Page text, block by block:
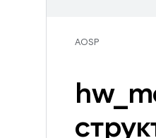
AOSP
hw_